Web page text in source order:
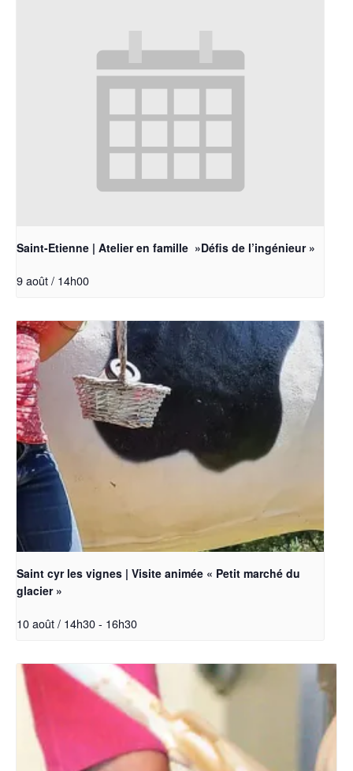
Saint-Etienne | Atelier en famille »Défis de l’ingénieur »
9 août / 14h00
Saint cyr les vignes | Visite animée « Petit marché du
glacier »
10 août / 14h30- 16h30